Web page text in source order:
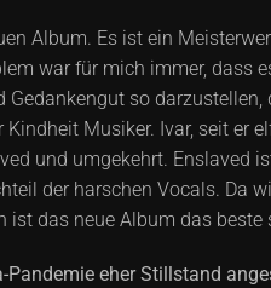
Album. Es ist ein
war für mich immer,
so
Musiker. Ivar, seit
und umgekehrt.
der harschen Vocals. Da
das neue Album das beste
eher Stillstand